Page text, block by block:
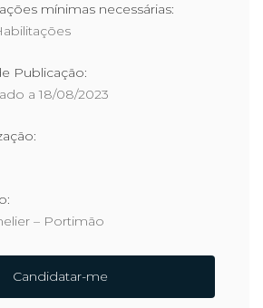
mínimas necessárias:
Publicação:
a 18/08/2023
– Portimão
Candidatar-me